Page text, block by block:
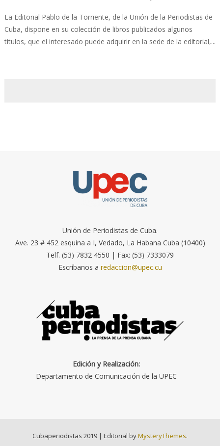
La Editorial Pablo de la Torriente, de la Unión de la Periodistas de
Cuba, dispone en su colección de libros publicados algunos
títulos, que el interesado puede adquirir en la sede de la editorial,...
Unión de Periodistas de Cuba.
Ave. 23 # 452 esquina a I, Vedado, La Habana Cuba (10400)
Telf. (53) 7832 4550 | Fax: (53) 7333079
Escríbanos a redaccion@upec.cu
Edición y Realización:
Departamento de Comunicación de la UPEC
Cubaperiodistas 2019 | Editorial byMysteryThemes.